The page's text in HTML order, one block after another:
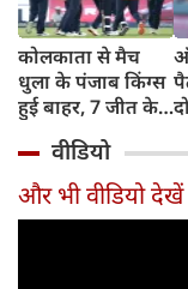
कोलकाता से मैच
धुला के पंजाब किंग्स
हुई बाहर, 7 जीत के
वीडियो
और भी वीडियो देखें